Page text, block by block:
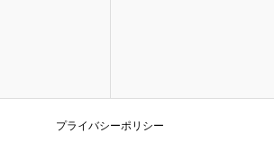
プライバシーポリシー